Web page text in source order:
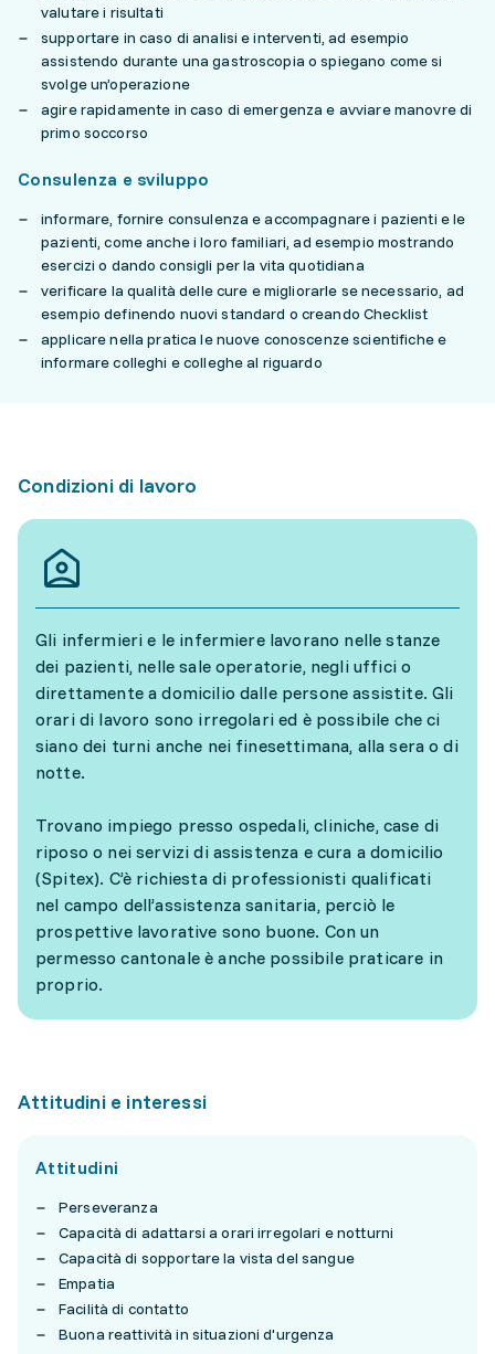
valutare i risultati
supportare in caso di analisi e interventi, ad esempio
assistendo durante una gastroscopia o spiegano come si
svolge un’operazione
agire rapidamente in caso di emergenza e avviare manovre di
primo soccorso
Consulenza e sviluppo
informare, fornire consulenza e accompagnare i pazienti e le
pazienti, come anche i loro familiari, ad esempio mostrando
esercizi o dando consigli per la vita quotidiana
verificare la qualità delle cure e migliorarle se necessario, ad
esempio definendo nuovi standard o creando Checklist
applicare nella pratica le nuove conoscenze scientifiche e
informare colleghi e colleghe al riguardo
Condizioni di lavoro
Gli infermieri e le infermiere lavorano nelle stanze
dei pazienti, nelle sale operatorie, negli uffici o
direttamente a domicilio dalle persone assistite. Gli
orari di lavoro sono irregolari ed è possibile che ci
siano dei turni anche nei finesettimana, alla sera o di
notte.
Trovano impiego presso ospedali, cliniche, case di
riposo o nei servizi di assistenza e cura a domicilio
(Spitex). C’è richiesta di professionisti qualificati
nel campo dell’assistenza sanitaria, perciò le
prospettive lavorative sono buone. Con un
permesso cantonale è anche possibile praticare in
proprio.
Attitudini e interessi
Attitudini
Perseveranza
Capacità di adattarsi a orari irregolari e notturni
Capacità di sopportare la vista del sangue
Empatia
Facilità di contatto
Buona reattività in situazioni d'urgenza